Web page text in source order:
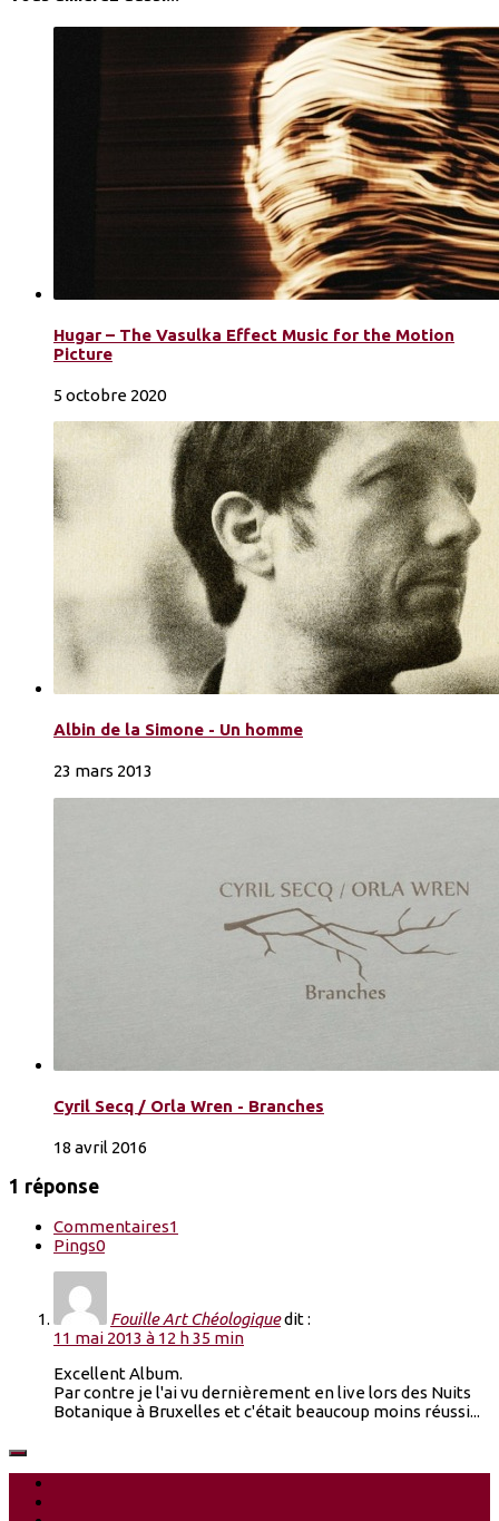
Hugar – The Vasulka Effect Music for the Motion
Picture
5 octobre 2020
Albin de la Simone - Un homme
23 mars 2013
Cyril Secq / Orla Wren - Branches
18 avril 2016
1 réponse
Commentaires1
Pings0
Fouille Art Chéologiquedit :
11 mai 2013 à 12 h 35 min
Excellent Album.
Par contre je l'ai vu dernièrement en live lors des Nuits
Botanique à Bruxelles et c'était beaucoup moins réussi...